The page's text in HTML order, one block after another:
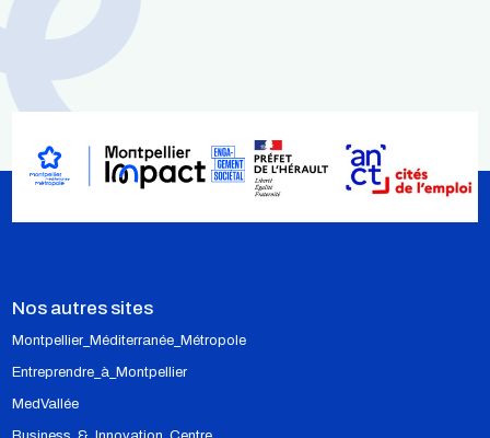
Nos autres sites
Montpellier_Méditerranée_Métropole
Entreprendre_à_Montpellier
MedVallée